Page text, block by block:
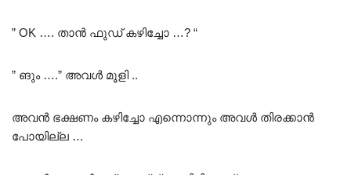
” OK …. താൻ ഫുഡ് കഴിച്ചോ …? “
” ങും ….” അവൾ മൂളി ..
അവൻ ഭക്ഷണം കഴിച്ചോ എന്നൊന്നും അവൾ തിരക്കാൻ
പോയില്ല …